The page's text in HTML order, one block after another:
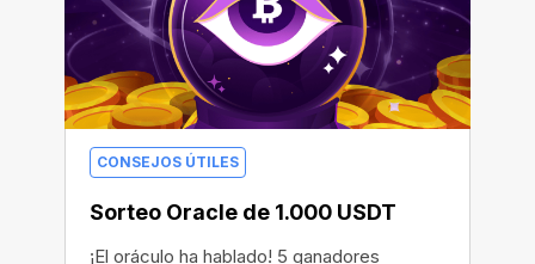
CONSEJOS ÚTILES
Sorteo Oracle de 1.000 USDT
¡El oráculo ha hablado! 5 ganadores